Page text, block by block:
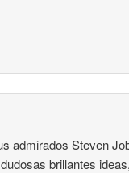
admirados Steven
brillantes